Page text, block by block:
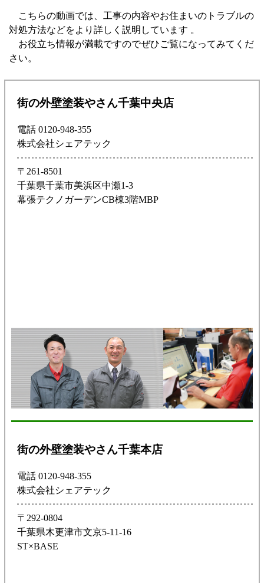
こちらの動画では、工事の内容やお住まいのトラブルの
対処方法などをより詳しく説明しています 。
お役立ち情報が満載ですのでぜひご覧になってみてくだ
さい。
街の外壁塗装やさん千葉中央店
電話 0120-948-355
株式会社シェアテック
〒261-8501
千葉県千葉市美浜区中瀬1-3
幕張テクノガーデンCB棟3階MBP
街の外壁塗装やさん千葉本店
電話 0120-948-355
株式会社シェアテック
〒292-0804
千葉県木更津市文京5-11-16
ST×BASE